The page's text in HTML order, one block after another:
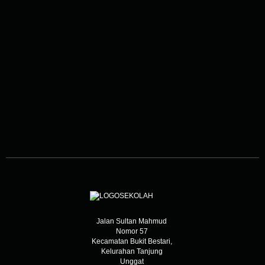
Jalan Sultan Mahmud
Nomor 57
Kecamatan Bukit Bestari,
Kelurahan Tanjung
Unggat